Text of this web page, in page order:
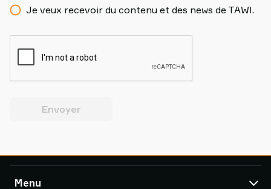
Je veux recevoir du contenu et des news de TAWI.
Envoyer
Menu